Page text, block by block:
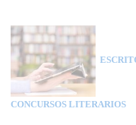
CONCURSOS LITERARIOS